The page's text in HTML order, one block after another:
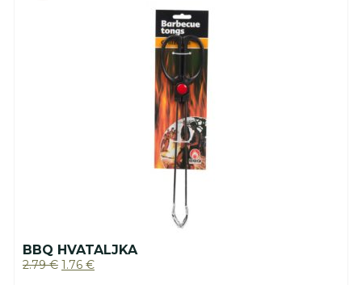
BBQ HVATALJKA
2.79€ 1.76 €